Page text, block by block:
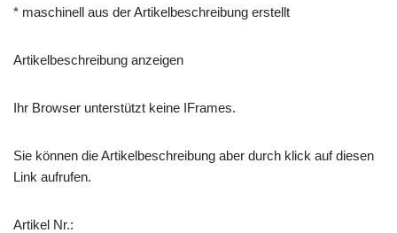
* maschinell aus der Artikelbeschreibung erstellt
Artikelbeschreibung anzeigen
Ihr Browser unterstützt keine IFrames.
Sie können die Artikelbeschreibung aber durch klick auf diesen
Link aufrufen.
Artikel Nr.: